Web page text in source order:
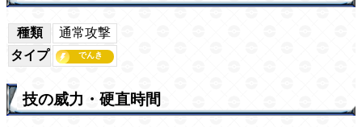
種類
通常攻撃
タイプ
技の威力・硬直時間